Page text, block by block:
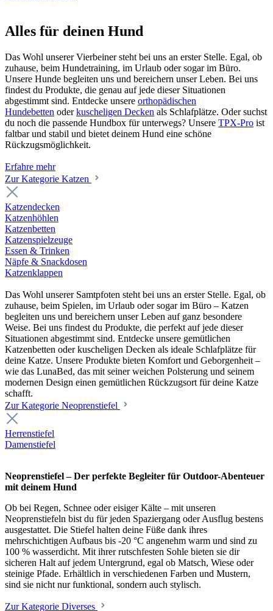
Alles für deinen Hund
Das Wohl unserer Vierbeiner steht bei uns an erster Stelle. Egal, ob
zuhause, beim Hundetraining, im Urlaub oder sogar im Büro.
Unsere Hunde begleiten uns und bereichern unser Leben. Bei uns
findest du Produkte, die genau auf jede dieser Situationen
abgestimmt sind. Entdecke unsere orthopädischen
Hundebetten oderkuscheligen Decken als Schlafplätze. Oder suchst
du noch die passende Hundbox für unterwegs? Unsere TPX-Pro ist
faltbar und stabil und bietet deinem Hund eine schöne
Rückzugsmöglichkeit.
Erfahre mehr
Zur Kategorie Katzen
Katzendecken
Katzenhöhlen
Katzenbetten
Katzenspielzeuge
Essen & Trinken
Näpfe & Snackdosen
Katzenklappen
Das Wohl unserer Samtpfoten steht bei uns an erster Stelle. Egal, ob
zuhause, beim Spielen, im Urlaub oder sogar im Büro – Katzen
begleiten uns und bereichern unser Leben auf ganz besondere
Weise. Bei uns findest du Produkte, die perfekt auf jede dieser
Situationen abgestimmt sind. Entdecke unsere gemütlichen
Katzenbetten oder kuscheligen Decken als ideale Schlafplätze für
deine Katze. Unsere Produkte bieten Komfort und Geborgenheit –
wie das LunaBed, das mit seiner weichen Polsterung und seinem
modernen Design einen gemütlichen Rückzugsort für deine Katze
schafft.
Zur Kategorie Neoprenstiefel
Herrenstiefel
Damenstiefel
Neoprenstiefel – Der perfekte Begleiter für Outdoor-Abenteuer
mit deinem Hund
Ob bei Regen, Schnee oder eisiger Kälte – mit unseren
Neoprenstiefeln bist du für jeden Spaziergang oder Ausflug bestens
ausgestattet. Die Stiefel halten deine Füße dank ihres
mehrschichtigen Aufbaus bis -20 °C angenehm warm und sind zu
100 % wasserdicht. Mit ihrer rutschfesten Sohle bieten sie dir
sicheren Halt auf jedem Untergrund, egal ob Matsch, Wiese oder
steinige Pfade. Erhältlich in verschiedenen Farben und Mustern,
sind sie nicht nur funktional, sondern auch stylisch.
Zur Kategorie Diverses